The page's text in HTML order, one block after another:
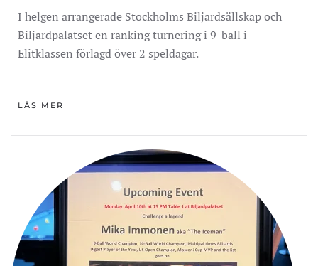
I helgen arrangerade Stockholms Biljardsällskap och
Biljardpalatset en ranking turnering i 9-ball i
Elitklassen förlagd över 2 speldagar.
LÄS MER